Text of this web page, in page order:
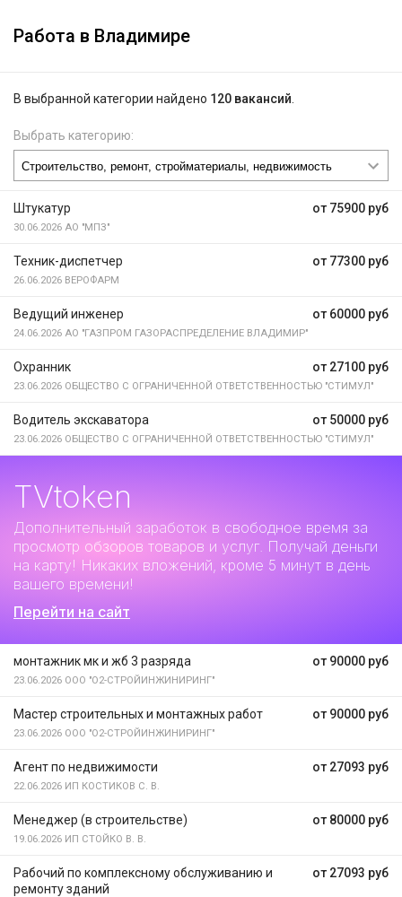
Работа в Владимире
В выбранной категории найдено 120 вакансий
Выбрать категорию:
от 75900 руб
Штукатур
30.06.2026 АО "МПЗ"
от 77300 руб
Техник-диспетчер
26.06.2026 ВЕРОФАРМ
от 60000 руб
Ведущий инженер
24.06.2026 АО "ГАЗПРОМ ГАЗОРАСПРЕДЕЛЕНИЕ ВЛАДИМИР"
от 27100 руб
Охранник
23.06.2026 ОБЩЕСТВО С ОГРАНИЧЕННОЙ ОТВЕТСТВЕННОСТЬЮ "СТИМУЛ"
от 50000 руб
Водитель экскаватора
23.06.2026 ОБЩЕСТВО С ОГРАНИЧЕННОЙ ОТВЕТСТВЕННОСТЬЮ "СТИМУЛ"
TVtoken
Дополнительный заработок в свободное время за
просмотр обзоров товаров и услуг. Получай деньги
на карту! Никаких вложений, кроме 5 минут в день
вашего времени!
Перейти на сайт
от 90000 руб
монтажник мк и жб 3 разряда
23.06.2026 ООО "О2-СТРОЙИНЖИНИРИНГ"
от 90000 руб
Мастер строительных и монтажных работ
23.06.2026 ООО "О2-СТРОЙИНЖИНИРИНГ"
от 27093 руб
Агент по недвижимости
22.06.2026 ИП КОСТИКОВ С. В.
от 80000 руб
Менеджер (в строительстве)
19.06.2026 ИП СТОЙКО В. В.
от 27093 руб
Рабочий по комплексному обслуживанию и
ремонту зданий